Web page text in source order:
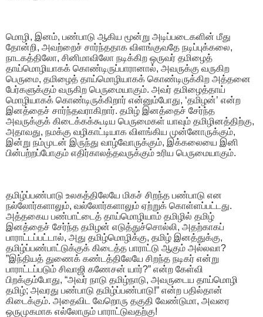
மொழி, இனம், பண்பாடு ஆகிய மூன்று அடிப்படைகளின் மீது
தோன்றி, அவற்றைச் சார்ந்ததாக விளங்குவதே நடிப்புக்கலை,
நாடகத்திலோ, சினிமாவிலோ நடிக்கிற ஒருவர் தமிழைத்
தாய்மொழியாகக் கொண்டிருப்பாரானால், அவருக்கு வருகிற
பெருமை, தமிழைத் தாய்மொழியாகக் கொண்டிருக்கிற அத்தனை
பேர்களுக்கும் வருகிற பெருமையாகும். அவர் தமிழைத்தாய்
மொழியாகக் கொண்டிருக்கிறார் என்னும்போது, ‘தமிழன்’ என்ற
இனத்தைச் சார்ந்தவராகிறார். தமிழ் இனத்தைச் சேர்ந்த
அவருக்குக் கிடைக்கக்கூடிய பெருமைகள் யாவும் தமிழினத்திற்கு,
அதாவது, நமக்கு வழிகாட்டியாக விளங்கிய முன்னோருக்கும்,
இன்று நம்முடன் இருந்து வாழ்வோருக்கும், இக்கலையை இனி
பின்பற்றப்போகும் எதிர்காலத்தவருக்கும் உரிய பெருமையாகும்.
தமிழ்ப்பண்பாடு உலகத்திலேயே மிகச் சிறந்த பண்பாடு என
நல்லோர்களாலும், வல்லோர்களாலும் ஏற்றுக் கொள்ளப்பட்டது.
அத்தகைய பண்பாட்டைத் தாய்மொழியாம் தமிழில் தமிழ்
இனத்தைச் சேர்ந்த தமிழன் எடுத்துச்சொல்லி, அதற்காகப்
பாராட்டப்பட்டால், அது தமிழ்மொழிக்கு, தமிழ் இனத்துக்கு,
தமிழ்ப்பண்பாட்டுக்குக் கிடைத்த பாராட்டு ஆகும் அல்லவா?
”இந்தியத் துணைக் கண்டத்திலேயே சிறந்த நடிகர் என்று
பாராட்டப்படும் சிவாஜி கணேசன் யார்?” என்ற கேள்வி
பிறக்கும்போது, “அவர் நாடு தமிழ்நாடு, அவருடைய தாய்மொழி
தமிழ்; அவரது பண்பாடு தமிழ்ப்பண்பாடு!” என்ற பதில்தான்
கிடைக்கும். அதைவிட வேறொரு தகுதி வேண்டுமா, அவரை
ஒருமுகமாக எல்லோரும் பாராட்டுவதற்கு!